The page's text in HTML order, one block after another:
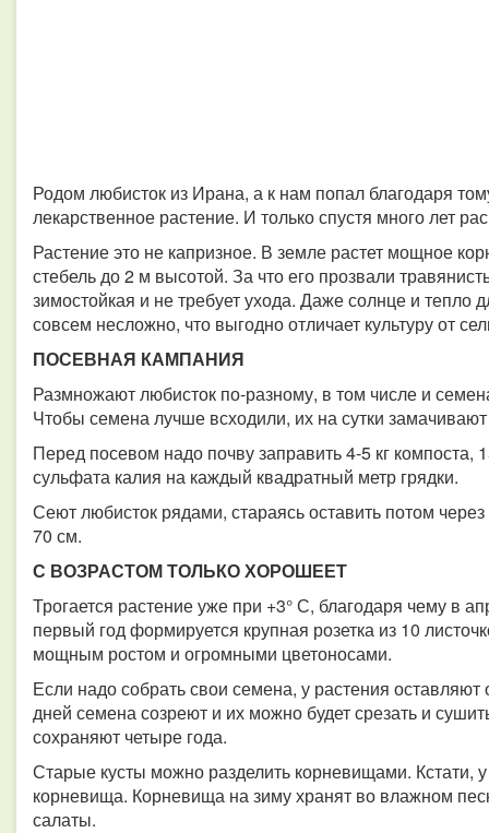
Родом любисток из Ирана, а к нам попал благодаря
лекарственное растение. И только спустя много лет
Растение это не капризное. В земле растет мощное
стебель до 2 м высотой. За что его прозвали
зимостойкая и не требует ухода. Даже солнце и тепло
совсем несложно, что выгодно отличает культуру от
ПОСЕВНАЯ КАМПАНИЯ
Размножают любисток по-разному, в том числе и
Чтобы семена лучше всходили, их на сутки
Перед посевом надо почву заправить 4-5 кг компоста,
сульфата калия на каждый квадратный метр грядки.
Сеют любисток рядами, стараясь оставить потом
70 см.
С ВОЗРАСТОМ ТОЛЬКО ХОРОШЕЕТ
Трогается растение уже при +3° С, благодаря чему в
первый год формируется крупная розетка из 10
мощным ростом и огромными цветоносами.
Если надо собрать свои семена, у растения
дней семена созреют и их можно будет срезать и
сохраняют четыре года.
Старые кусты можно разделить корневищами. Кстати,
корневища. Корневища на зиму хранят во влажном
салаты.